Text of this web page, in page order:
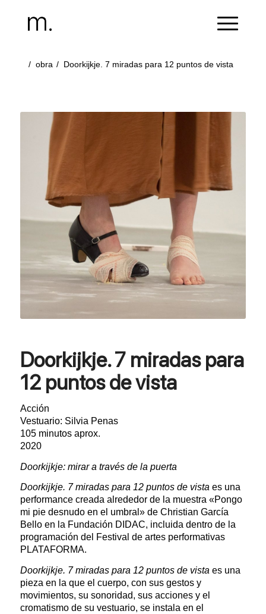
/ obra / Doorkijkje. 7 miradas para 12 puntos de vista
Doorkijkje. 7 miradas para
12 puntos de vista
Acción
Vestuario: Silvia Penas
105 minutos aprox.
2020
Doorkijkje: mirar a través de la puerta
Doorkijkje. 7 miradas para 12 puntos de vista es una
performance creada alrededor de la muestra «Pongo
mi pie desnudo en el umbral» de Christian García
Bello en la Fundación DIDAC, incluida dentro de la
programación del Festival de artes performativas
PLATAFORMA.
Doorkijkje. 7 miradas para 12 puntos de vista es una
pieza en la que el cuerpo, con sus gestos y
movimientos, su sonoridad, sus acciones y el
cromatismo de su vestuario, se instala en el